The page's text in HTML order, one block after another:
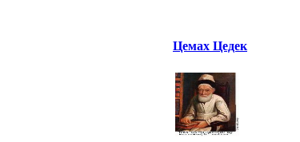
Цемах Цедек